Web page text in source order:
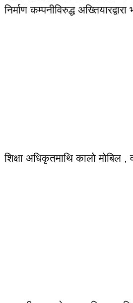
निर्माण कम्पनीविरुद्ध अख्तियारद्वारा
शिक्षा अधिकृतमाथि कालो मोबिल